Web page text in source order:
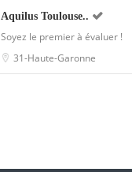
Aquilus Toulouse..
Soyez le premier à évaluer !
31-Haute-Garonne